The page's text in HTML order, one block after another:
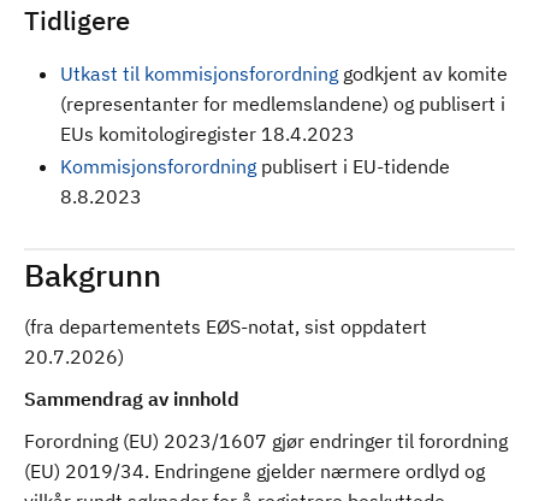
Tidligere
Utkast til kommisjonsforordning godkjent av komite
(representanter for medlemslandene) og publisert i
EUs komitologiregister 18.4.2023
Kommisjonsforordning publisert i EU-tidende
8.8.2023
Bakgrunn
(fra departementets EØS-notat, sist oppdatert
20.7.2026)
Sammendrag av innhold
Forordning (EU) 2023/1607 gjør endringer til forordning
(EU) 2019/34. Endringene gjelder nærmere ordlyd og